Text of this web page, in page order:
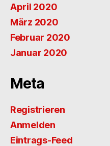
April 2020
März 2020
Februar 2020
Januar 2020
Meta
Registrieren
Anmelden
Eintrags-Feed